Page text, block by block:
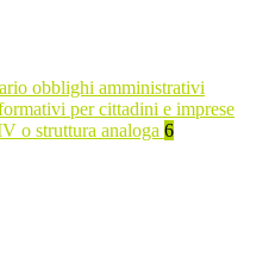
obblighi amministrativi
per cittadini e imprese
o struttura analoga 6